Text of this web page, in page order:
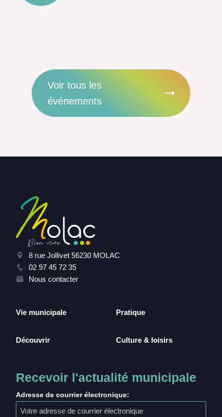
Voir tous les
événements
8 rue Jollivet 56230 MOLAC
02 97 45 72 35
Nous contacter
Vie municipale
Découvrir
Pratique
Culture & loisirs
Recevoir l'actualité municipale
Adresse de courrier électronique: